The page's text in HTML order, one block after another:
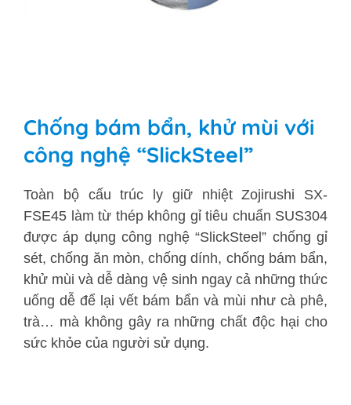
Chống bám bẩn, khử mùi với
công nghệ “SlickSteel”
Toàn bộ cấu trúc ly giữ nhiệt Zojirushi SX-
FSE45 làm từ thép không gỉ tiêu chuẩn SUS304
được áp dụng công nghệ “SlickSteel” chống gỉ
sét, chống ăn mòn, chống dính, chống bám bẩn,
khử mùi và dễ dàng vệ sinh ngay cả những thức
uống dễ để lại vết bám bẩn và mùi như cà phê,
trà… mà không gây ra những chất độc hại cho
sức khỏe của người sử dụng.